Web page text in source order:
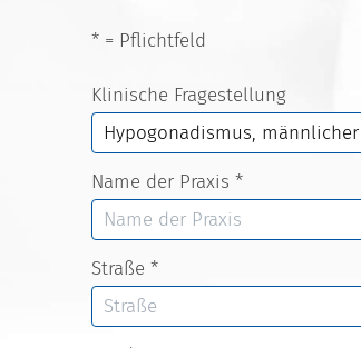
* = Pflichtfeld
Klinische Fragestellung
Name der Praxis *
Straße *